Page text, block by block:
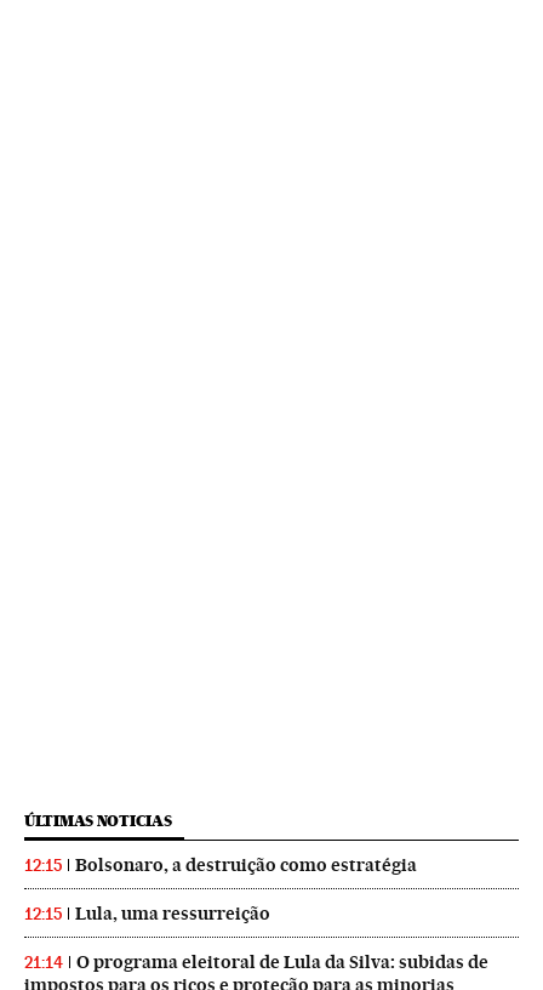
ÚLTIMAS NOTICIAS
12:15 Bolsonaro, a destruição como estratégia
12:15 Lula, uma ressurreição
21:14
O programa eleitoral de Lula da Silva: subidas de
impostos para os ricos e proteção para as minorias